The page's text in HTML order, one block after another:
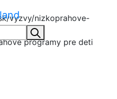
vyzvy/nizkoprahove-
Nadačný fond
programy pre deti